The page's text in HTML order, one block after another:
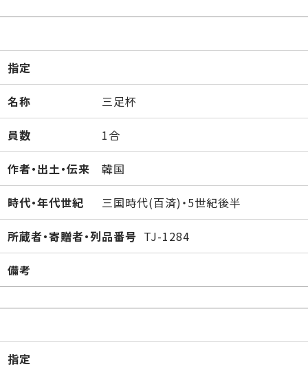
指定
名称 三足杯
員数 1合
作者・出土・伝来 韓国
時代・年代世紀 三国時代(百済)・5世紀後半
所蔵者・寄贈者・列品番号 TJ-1284
備考
指定